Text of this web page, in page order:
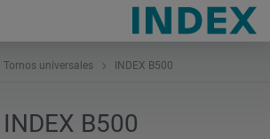
Tornos universales INDEX B500
INDEX B500